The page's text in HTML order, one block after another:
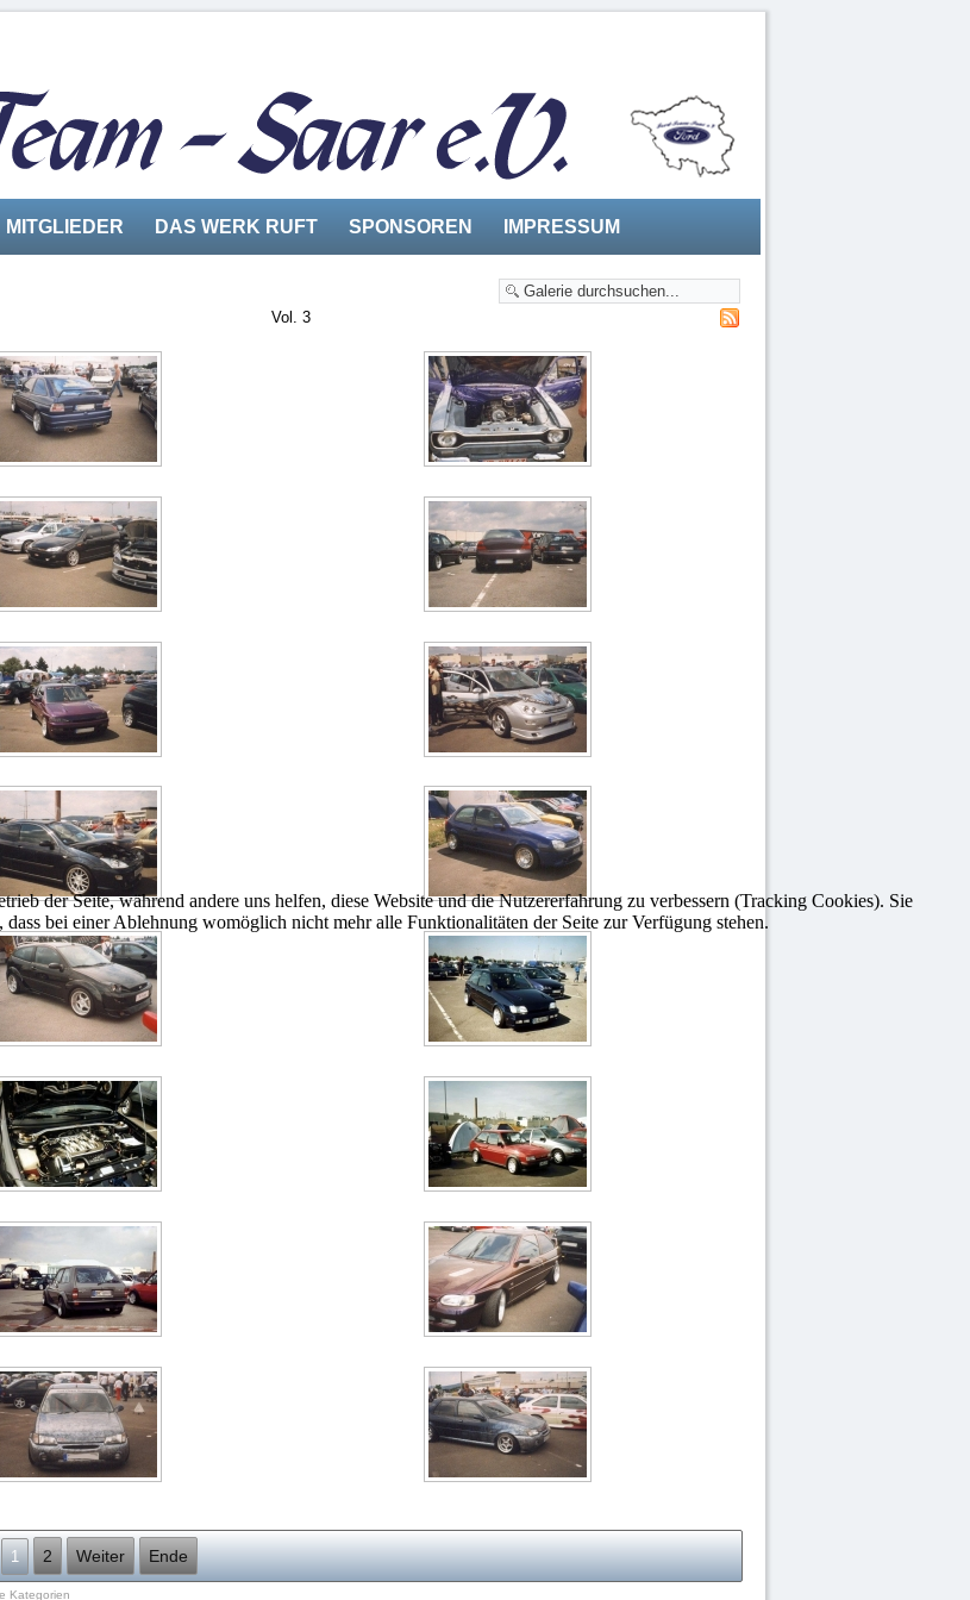
MITGLIEDER DAS WERK RUFT SPONSOREN IMPRESSUM
Vol. 3
1 2 Weiter Ende
Kategorien
der Seite, während andere uns helfen, diese Website und die Nutzererfahrung zu verbessern (Tracking Cookies). Sie
bei einer Ablehnung womöglich nicht mehr alle Funktionalitäten der Seite zur Verfügung stehen.